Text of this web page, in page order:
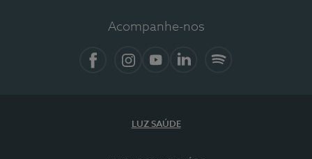
Acompanhe-nos
LUZ SAÚDE